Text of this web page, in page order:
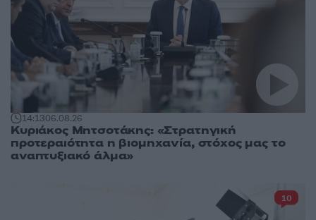
14:1306.08.26
Κυριάκος Μητσοτάκης: «Στρατηγική
προτεραιότητα η βιομηχανία, στόχος μας το
αναπτυξιακό άλμα»
10